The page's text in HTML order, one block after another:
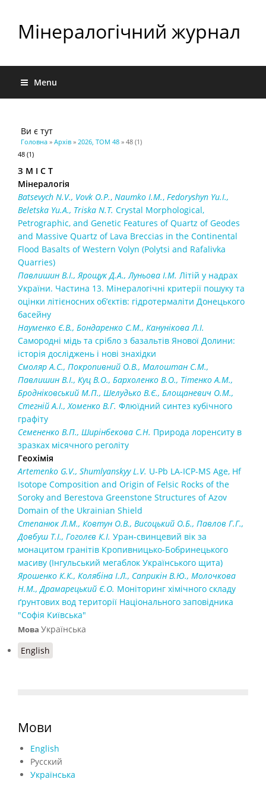
Мінералогічний журнал
Menu
Ви є тут
Головна » Архів » 2026, ТОМ 48 » 48 (1)
48 (1)
З М І С Т
Мінералогія
Batsevych N.V., Vovk O.P., Naumko І.М., Fedoryshyn Yu.I.,
Belеtska Yu.A., Triska N.T. Crystal Morphological,
Petrographic, and Genetic Features of Quartz of Geodes
and Massive Quartz of Lava Breccias in the Continental
Flood Basalts of Western Volyn (Polytsi and Rafalivka
Quarries)
Павлишин В.І., Ярощук Д.А., Луньова І.М. Літій у надрах
України. Частина 13. Мінералогічні критерії пошуку та
оцінки літієносних об’єктів: гідротермаліти Донецького
басейну
Науменко Є.В., Бондаренко С.М., Канунікова Л.І.
Самородні мідь та срібло з базальтів Янової Долини:
історія досліджень і нові знахідки
Смоляр А.С., Покропивний О.В., Малоштан С.М.,
Павлишин В.І., Куц В.О., Бархоленко В.О., Тітенко А.М.,
Бродніковський М.П., Шелудько В.Є., Блощаневич О.М.,
Стегній А.І., Хоменко В.Г. Флюїдний синтез кубічного
графіту
Семененко В.П., Ширінбекова С.Н. Природа лоренситу в
зразках місячного реголіту
Геохімія
Artemenko G.V., Shumlyanskyy L.V. U-Pb LA-ICP-MS Age, Hf
Isotope Composition and Origin of Felsic Rocks of the
Soroky and Berestova Greenstone Structures of Azov
Domain of the Ukrainian Shield
Степанюк Л.М., Ковтун О.В., Висоцький О.Б., Павлов Г.Г.,
Довбуш Т.І., Гоголєв К.І. Уран-свинцевий вік за
монацитом гранітів Кропивницько-Бобринецького
масиву (Інгульський мегаблок Українського щита)
Ярошенко К.К., Колябіна І.Л., Саприкін В.Ю., Молочкова
Н.М., Драмарецький Є.О. Моніторинг хімічного складу
ґрунтових вод території Національного заповідника
"Софія Київська"
Мова Українська
English
Мови
English
Русский
Українська